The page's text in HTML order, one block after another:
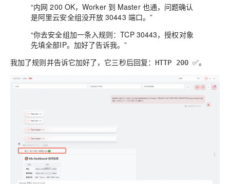
“内网 200 OK，Worker 到 Master 也通，问题确认
是阿里云安全组没开放 30443 端口。”
“你去安全组加一条入规则：TCP 30443，授权对象
先填全部IP。加好了告诉我。”
我加了规则并告诉它加好了，它三秒后回复：
HTTP 200 ✅。